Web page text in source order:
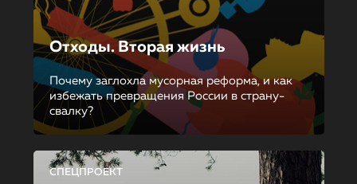
Отходы. Вторая жизнь
Почему заглохла мусорная реформа, и как
избежать превращения России в страну-
свалку?
СПЕЦПРОЕКТ